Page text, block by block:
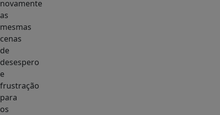
novamente
as
mesmas
cenas
de
desespero
e
frustração
para
os